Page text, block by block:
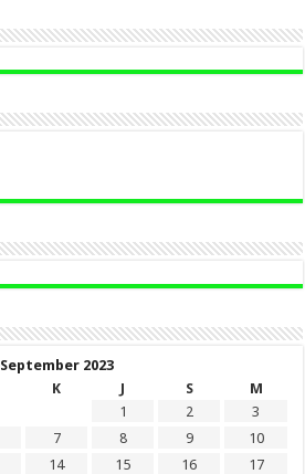
September 2023
K J S
M
1
2
3
7 8 9
10
14 15 16
17